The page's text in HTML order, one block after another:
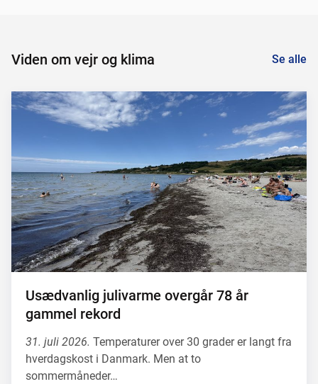
Viden om vejr og klima Se alle
Usædvanlig julivarme overgår 78 år
gammel rekord
31. juli 2026. Temperaturer over 30 grader er langt fra
hverdagskost i Danmark. Men at to
sommermåneder…